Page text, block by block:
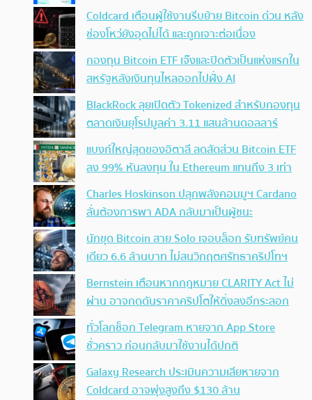
Coldcard เตือนผู้ใช้งานรีบย้าย Bitcoin ด่วน หลัง
ช่องโหว่ยังอุดไม่ได้ และถูกเจาะต่อเนื่อง
กองทุน Bitcoin ETF เจ๊งและปิดตัวเป็นแห่งแรกใน
สหรัฐหลังเงินทุนไหลออกไปฝั่ง AI
BlackRock ลุยเปิดตัว Tokenized สำหรับกองทุน
ตลาดเงินยุโรปมูลค่า 3.11 แสนล้านดอลลาร์
แบงก์ใหญ่สุดของอิตาลี ลดสัดส่วน Bitcoin ETF
ลง 99% หันลงทุน ใน Ethereum แทนถึง 3 เท่า
Charles Hoskinson ปลุกพลังคอมมูฯ Cardano
ลั่นต้องการพา ADA กลับมาเป็นผู้ชนะ
นักขุด Bitcoin สาย Solo เจอบล็อก รับทรัพย์คน
เดียว 6.6 ล้านบาท ไม่สนวิกฤตศรัทธาคริปโทฯ
Bernstein เตือนหากกฎหมาย CLARITY Act ไม่
ผ่าน อาจกดดันราคาคริปโตให้ดิ่งลงอีกระลอก
ทั่วโลกช็อก Telegram หายจาก App Store
ชั่วคราว ก่อนกลับมาใช้งานได้ปกติ
Galaxy Research ประเมินความเสียหายจาก
Coldcard อาจพุ่งสูงถึง $130 ล้าน